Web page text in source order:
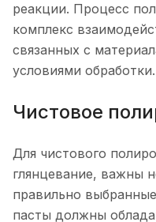
реакции. Процесс
комплекс
связанных с
условиями обработки.
Чистовое
Для чистового
глянцевание, важны
правильно
пасты должны